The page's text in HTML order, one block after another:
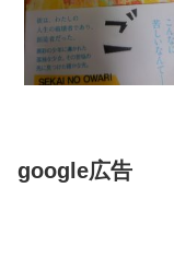
google広告